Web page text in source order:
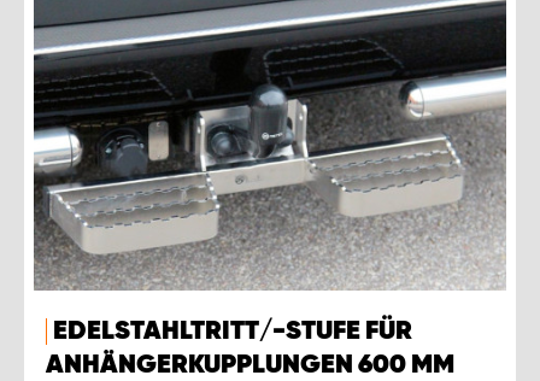
EDELSTAHLTRITT/-STUFE FÜR
ANHÄNGERKUPPLUNGEN 600 MM